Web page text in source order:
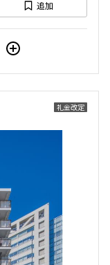
追加
礼金改定